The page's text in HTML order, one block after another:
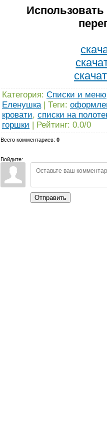
Категория: Списки и меню
Еленушка
Теги:
кровати, списки на
горшки
Рейтинг: 0.0/0
Всего комментариев: 0
Войдите:
Отправить